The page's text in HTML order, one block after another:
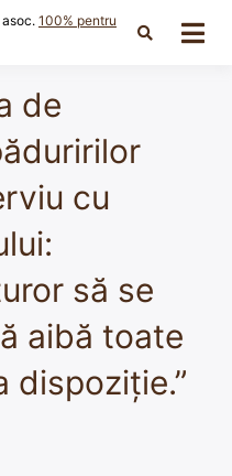
100% pentru
de
cu
să se
aibă toate
dispoziție.”